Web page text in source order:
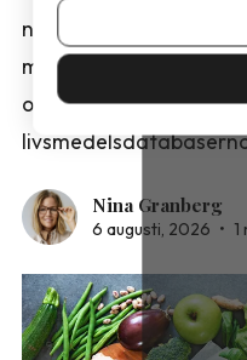
nyheterna finns
mejerier och ägg
om frukt och
Nina Granberg
6 augusti, 2026 •